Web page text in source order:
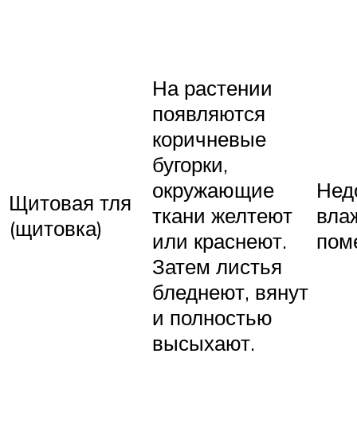
Щитовая тля
(щитовка)
На растении
появляются
коричневые
бугорки,
окружающие
ткани желтеют
или краснеют.
Затем листья
бледнеют, вянут
и полностью
высыхают.